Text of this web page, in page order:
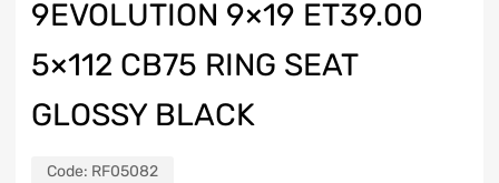
9EVOLUTION 9×19 ET39.00
5×112 CB75 RING SEAT
GLOSSY BLACK
Code: RF05082